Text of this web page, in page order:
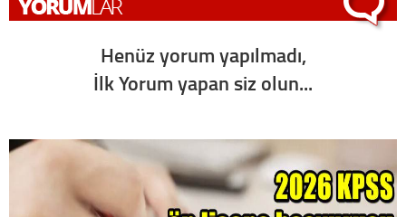
Henüz yorum yapılmadı,
İlk Yorum yapan siz olun...